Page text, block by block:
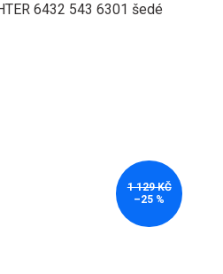
6432 543 6301 šedé
1 129 KČ
–25 %